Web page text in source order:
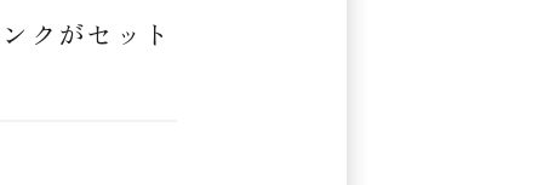
クがセット